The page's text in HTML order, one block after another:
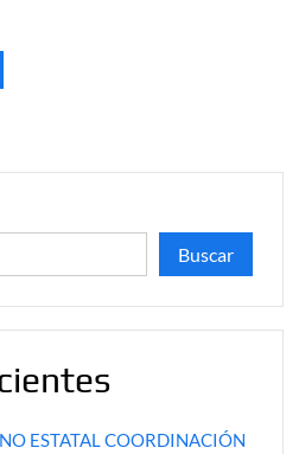
Buscar
ESTATAL COORDINACIÓN